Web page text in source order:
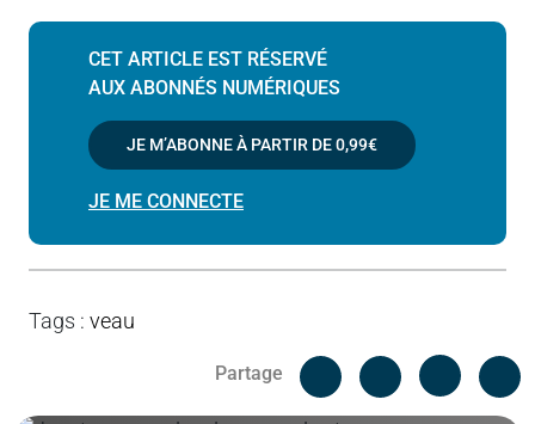
CET ARTICLE EST RÉSERVÉ
AUX ABONNÉS NUMÉRIQUES
JE M’ABONNE À PARTIR DE0,99€
JE ME CONNECTE
Tags : veau
Partage
Facebook
Linked